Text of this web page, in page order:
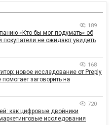
189
«Кто бы мог подумать» об
покупатели не ожидают увидеть
168
новое исследование от Preply
заговорить на
720
как цифровые двойники
исследования